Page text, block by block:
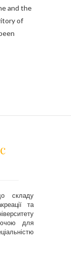
and the
of
складу
та
для